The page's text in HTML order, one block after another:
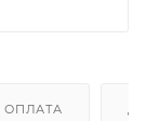
ОПЛАТА